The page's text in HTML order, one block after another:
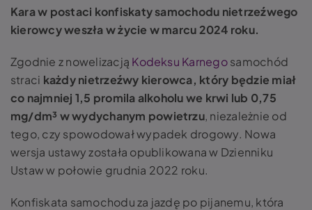
Kara w postaci konfiskaty samochodu nietrzeźwego
kierowcy weszła w życie w marcu 2024 roku.
Zgodnie z nowelizacją Kodeksu Karnegosamochód
straci każdy nietrzeźwy kierowca, który będzie miał
co najmniej 1,5 promila alkoholu we krwi lub 0,75
mg/dm³ w wydychanym powietrzu, niezależnie od
tego, czy spowodował wypadek drogowy. Nowa
wersja ustawy została opublikowana w Dzienniku
Ustaw w połowie grudnia 2022 roku.
Konfiskata samochodu za jazdę po pijanemu, która